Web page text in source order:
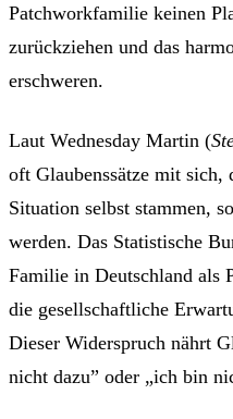
Patchworkfamilie keinen
zurückziehen und das
erschweren.
Laut Wednesday Martin (
oft Glaubenssätze mit sich,
Situation selbst stammen,
werden. Das Statistische
Familie in Deutschland
die gesellschaftliche
Dieser Widerspruch nährt
nicht dazu” oder „ich bin